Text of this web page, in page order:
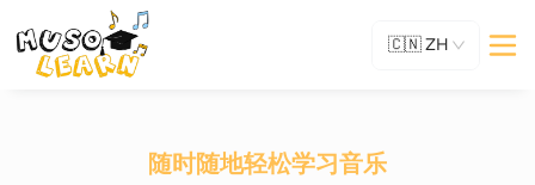
🇨🇳ZH
随时随地轻松学习音乐